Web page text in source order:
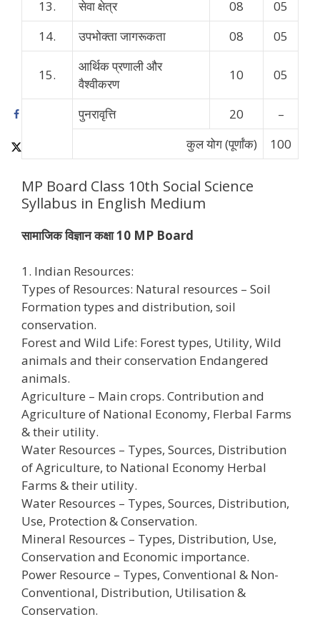
13. सेवा क्षेत्र 08
05
14.
उपभोक्ता जागरूकता 08 05
15.
आर्थिक प्रणाली और
वैश्वीकरण
10 05
पुनरावृत्ति 20
–
कुल योग (पूर्णांक)
100
MP Board Class 10th Social Science
Syllabus in English Medium
सामाजिक विज्ञान कक्षा 10 MP Board
1. Indian Resources:
Types of Resources: Natural resources – Soil
Formation types and distribution, soil
conservation.
Forest and Wild Life: Forest types, Utility, Wild
animals and their conservation Endangered
animals.
Agriculture – Main crops. Contribution and
Agriculture of National Economy, Flerbal Farms
& their utility.
Water Resources – Types, Sources, Distribution
of Agriculture, to National Economy Herbal
Farms & their utility.
Water Resources – Types, Sources, Distribution,
Use, Protection & Conservation.
Mineral Resources – Types, Distribution, Use,
Conservation and Economic importance.
Power Resource – Types, Conventional & Non-
Conventional, Distribution, Utilisation &
Conservation.